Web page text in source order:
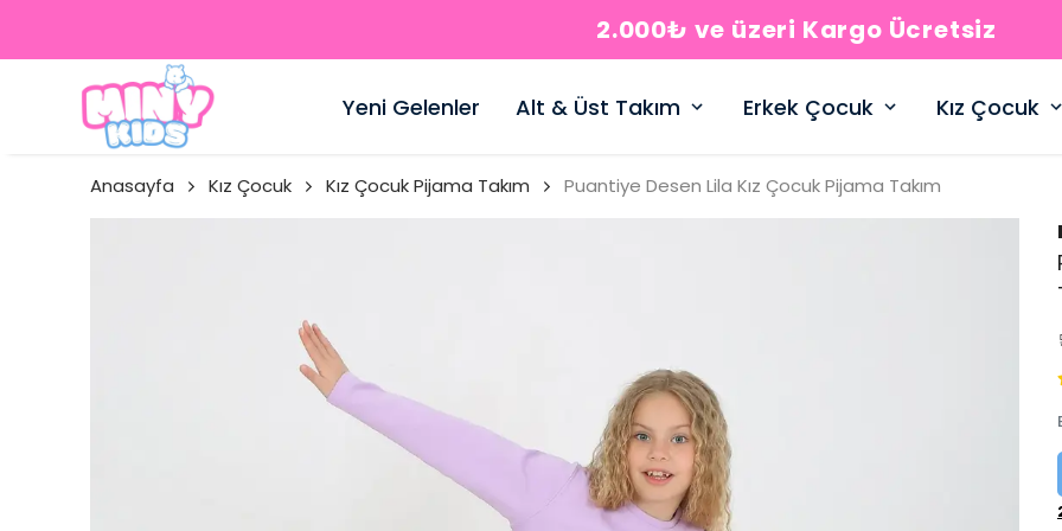
2.000₺ ve üzeri Kargo Ücretsiz
Yeni Gelenler Alt & Üst Takım Erkek Çocuk Kız Çocuk
Anasayfa Kız Çocuk Kız Çocuk Pijama Takım Puantiye Desen Lila Kız Çocuk Pijama Takım